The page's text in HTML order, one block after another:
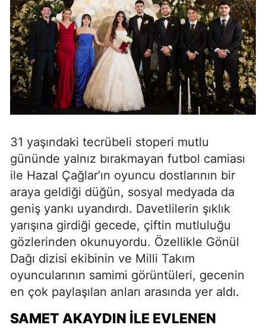
31 yaşındaki tecrübeli stoperi mutlu
gününde yalnız bırakmayan futbol camiası
ile Hazal Çağlar’ın oyuncu dostlarının bir
araya geldiği düğün, sosyal medyada da
geniş yankı uyandırdı. Davetlilerin şıklık
yarışına girdiği gecede, çiftin mutluluğu
gözlerinden okunuyordu. Özellikle Gönül
Dağı dizisi ekibinin ve Milli Takım
oyuncularının samimi görüntüleri, gecenin
en çok paylaşılan anları arasında yer aldı.
SAMET AKAYDIN ILE EVLENEN